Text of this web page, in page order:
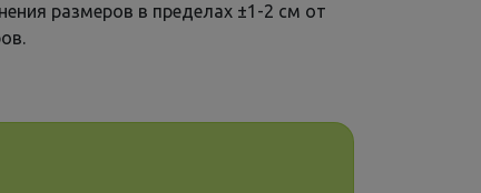
размеров в пределах ±1-2 см от